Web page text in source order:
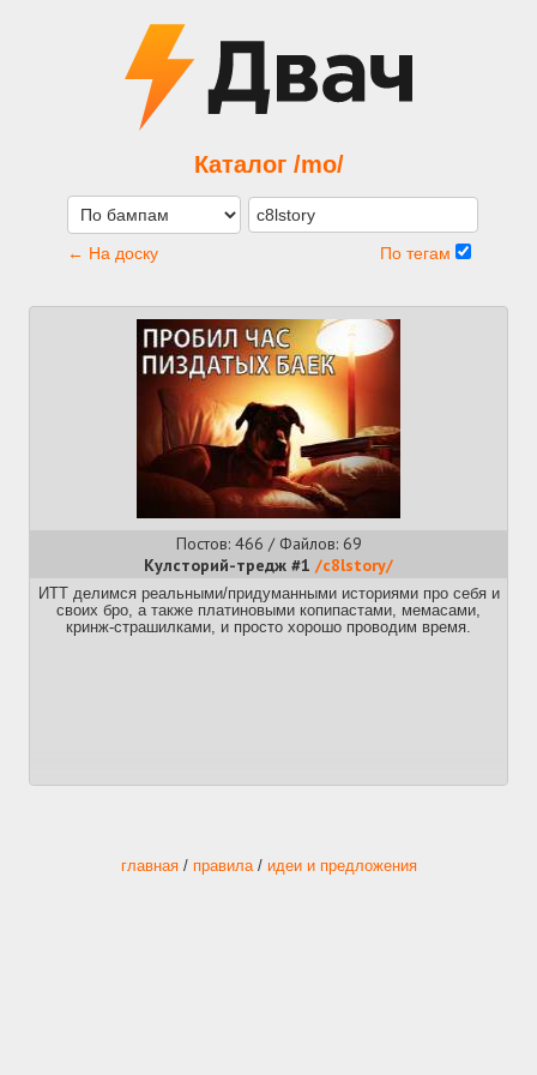
Каталог /mo/
← На доску По тегам
Постов: 466 / Файлов: 69
Кулсторий-тредж #1 /c8lstory/
ИТТ делимся реальными/придуманными историями про себя и
своих бро, а также платиновыми копипастами, мемасами,
кринж-страшилками, и просто хорошо проводим время.
главная/ правила/ идеи и предложения